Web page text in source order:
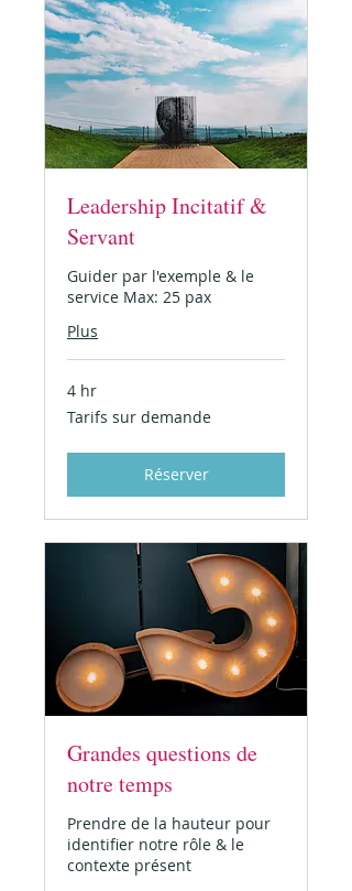
Leadership Incitatif &
Servant
Guider par l'exemple & le
service Max: 25 pax
Plus
4 hr
Tarifs
sur
Tarifs sur demande
Réserver
Grandes questions de
notre temps
Prendre de la hauteur pour
identifier notre rôle & le
contexte présent